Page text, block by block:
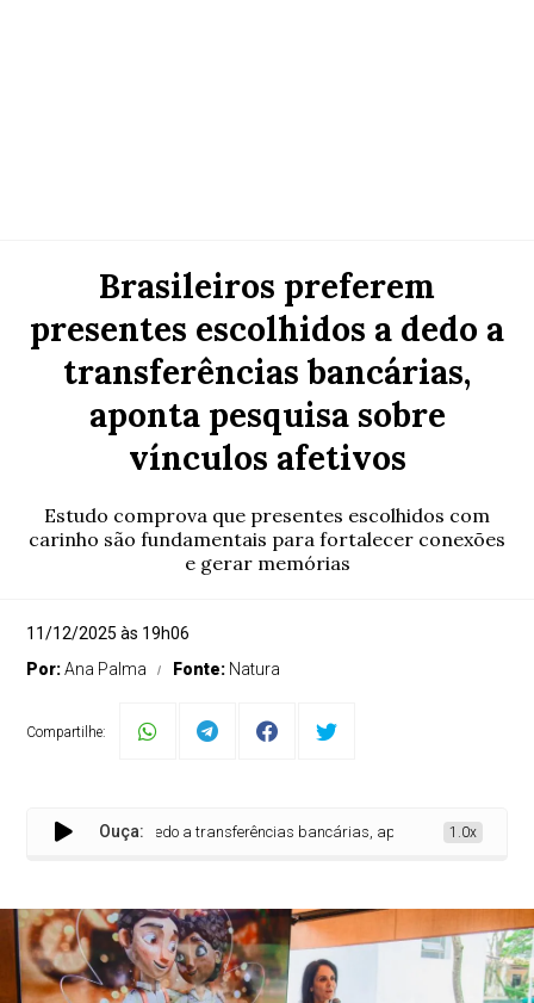
Brasileiros preferem
presentes escolhidos a dedo a
transferências bancárias,
aponta pesquisa sobre
vínculos afetivos
Estudo comprova que presentes escolhidos com
carinho são fundamentais para fortalecer conexões
e gerar memórias
11/12/2025 às 19h06
Por:Ana Palma Fonte: Natura
Compartilhe:
Ouça:
escolhidos a dedo a transferências bancárias, aponta pesquisa sobre
1.0x